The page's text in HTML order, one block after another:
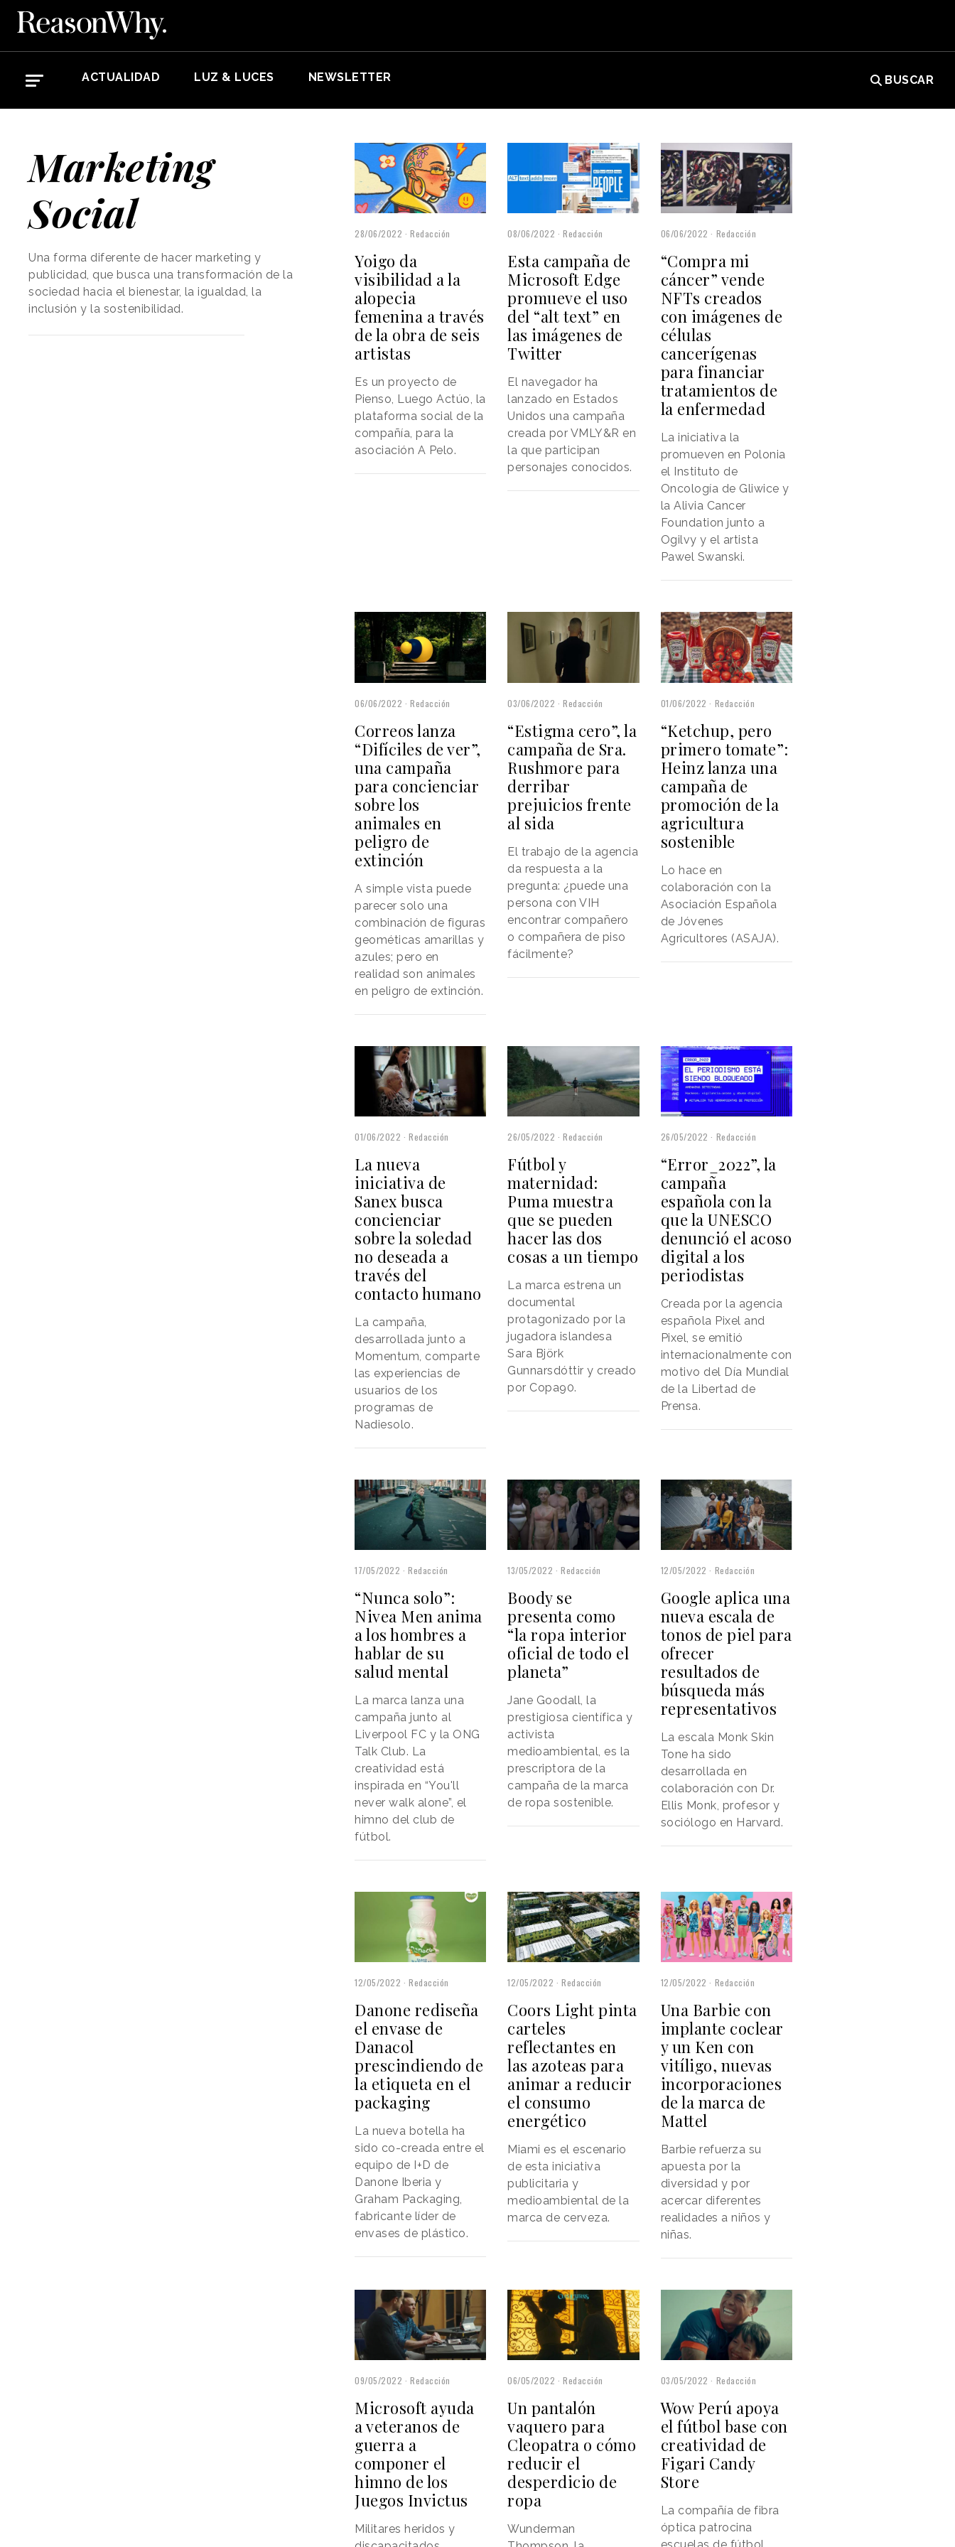
ACTUALIDAD LUZ & LUCES NEWSLETTER BUSCAR
Marketing
Social
Una forma diferente de hacer marketing y
publicidad, que busca una transformación de la
sociedad hacia el bienestar, la igualdad, la
inclusión y la sostenibilidad.
28/06/2022 Redacción
Yoigo da
visibilidad a la
alopecia
femenina a través
de la obra de seis
artistas
Es un proyecto de
Pienso, Luego Actúo, la
plataforma social de la
compañía, para la
asociación A Pelo.
08/06/2022 Redacción
Esta campaña de
Microsoft Edge
promueve el uso
del “alt text” en
las imágenes de
Twitter
El navegador ha
lanzado en Estados
Unidos una campaña
creada por VMLY&R en
la que participan
personajes conocidos.
06/06/2022 Redacción
“Compra mi
cáncer” vende
NFTs creados
con imágenes de
células
cancerígenas
para financiar
tratamientos de
la enfermedad
La iniciativa la
promueven en Polonia
el Instituto de
Oncología de Gliwice y
la Alivia Cancer
Foundation junto a
Ogilvy y el artista
Pawel Swanski.
06/06/2022 Redacción
Correos lanza
“Difíciles de ver”,
una campaña
para concienciar
sobre los
animales en
peligro de
extinción
A simple vista puede
parecer solo una
combinación de figuras
geométicas amarillas y
azules; pero en
realidad son animales
en peligro de extinción.
03/06/2022 Redacción
“Estigma cero”, la
campaña de Sra.
Rushmore para
derribar
prejuicios frente
al sida
El trabajo de la agencia
da respuesta a la
pregunta: ¿puede una
persona con VIH
encontrar compañero
o compañera de piso
fácilmente?
01/06/2022 Redacción
“Ketchup, pero
primero tomate”:
Heinz lanza una
campaña de
promoción de la
agricultura
sostenible
Lo hace en
colaboración con la
Asociación Española
de Jóvenes
Agricultores (ASAJA).
01/06/2022 Redacción
La nueva
iniciativa de
Sanex busca
concienciar
sobre la soledad
no deseada a
través del
contacto humano
La campaña,
desarrollada junto a
Momentum, comparte
las experiencias de
usuarios de los
programas de
Nadiesolo.
26/05/2022 Redacción
Fútbol y
maternidad:
Puma muestra
que se pueden
hacer las dos
cosas a un tiempo
La marca estrena un
documental
protagonizado por la
jugadora islandesa
Sara Björk
Gunnarsdóttir y creado
por Copa90.
26/05/2022 Redacción
“Error_2022”, la
campaña
española con la
que la UNESCO
denunció el acoso
digital a los
periodistas
Creada por la agencia
española Pixel and
Pixel, se emitió
internacionalmente con
motivo del Día Mundial
de la Libertad de
Prensa.
17/05/2022 Redacción
“Nunca solo”:
Nivea Men anima
a los hombres a
hablar de su
salud mental
La marca lanza una
campaña junto al
Liverpool FC y la ONG
Talk Club. La
creatividad está
inspirada en “You'll
never walk alone”, el
himno del club de
fútbol.
13/05/2022 Redacción
Boody se
presenta como
“la ropa interior
oficial de todo el
planeta”
Jane Goodall, la
prestigiosa científica y
activista
medioambiental, es la
prescriptora de la
campaña de la marca
de ropa sostenible.
12/05/2022 Redacción
Google aplica una
nueva escala de
tonos de piel para
ofrecer
resultados de
búsqueda más
representativos
La escala Monk Skin
Tone ha sido
desarrollada en
colaboración con Dr.
Ellis Monk, profesor y
sociólogo en Harvard.
12/05/2022 Redacción
Danone rediseña
el envase de
Danacol
prescindiendo de
la etiqueta en el
packaging
La nueva botella ha
sido co-creada entre el
equipo de I+D de
Danone Iberia y
Graham Packaging,
fabricante líder de
envases de plástico.
12/05/2022 Redacción
Coors Light pinta
carteles
reflectantes en
las azoteas para
animar a reducir
el consumo
energético
Miami es el escenario
de esta iniciativa
publicitaria y
medioambiental de la
marca de cerveza.
12/05/2022 Redacción
Una Barbie con
implante coclear
y un Ken con
vitíligo, nuevas
incorporaciones
de la marca de
Mattel
Barbie refuerza su
apuesta por la
diversidad y por
acercar diferentes
realidades a niños y
niñas.
09/05/2022 Redacción
Microsoft ayuda
a veteranos de
guerra a
componer el
himno de los
Juegos Invictus
Militares heridos y
06/05/2022 Redacción
Un pantalón
vaquero para
Cleopatra o cómo
reducir el
desperdicio de
ropa
Wunderman
03/05/2022 Redacción
Wow Perú apoya
el fútbol base con
creatividad de
Figari Candy
Store
La compañía de fibra
óptica patrocina